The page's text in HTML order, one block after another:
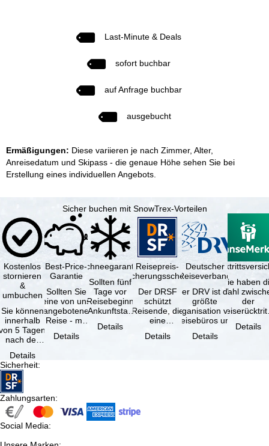
Last-Minute & Deals
sofort buchbar
auf Anfrage buchbar
ausgebucht
Ermäßigungen: Diese variieren je nach Zimmer, Alter,
Anreisedatum und Skipass - die genaue Höhe sehen Sie bei
Erstellung eines individuellen Angebots.
Sicher buchen mit SnowTrex-Vorteilen
Kostenlos
stornieren
&
umbuchen
Sie können
innerhalb
5 Tagen
nach der
kostenfrei
…
Details
Best-Price-
Garantie
Sollten Sie
eine von uns
angebotene
Reise - mit
Verfügbarkeit
Details
Schneegarantie
Sollten fünf
Tage vor
Reisebeginn
(Ankunftstag)
aufgrund von
Schneemangel
Details
Reisepreis-
Sicherungsschein
Der DRSF
schützt
Reisende, die
eine
oder
Details
Deutscher
Reiseverband
Der DRV ist die
größte
Organisation von
Reisebüros und
Reiseveranstaltern
in …
Details
Sie haben
Wahl
der
(inklusive
Details
Sicherheit:
Zahlungsarten:
Social Media: